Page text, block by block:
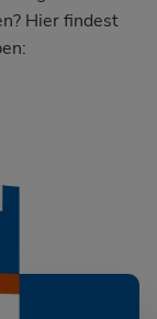
Hier findest